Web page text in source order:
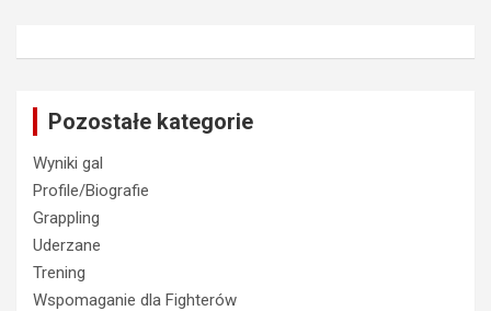
Pozostałe kategorie
Wyniki gal
Profile/Biografie
Grappling
Uderzane
Trening
Wspomaganie dla Fighterów